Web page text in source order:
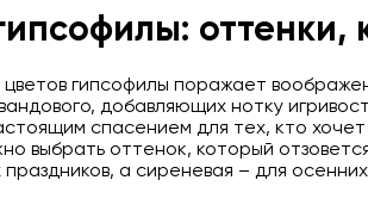
оттенки,
цветов гипсофилы поражает
добавляющих нотку
спасением для тех, кто
выбрать оттенок, который
а сиреневая – для